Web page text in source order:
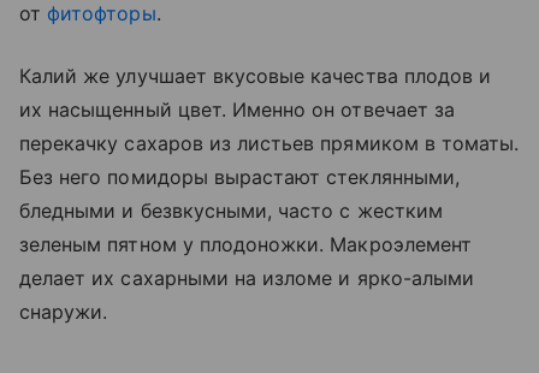
от фитофторы.
Калий же улучшает вкусовые качества плодов и
их насыщенный цвет. Именно он отвечает за
перекачку сахаров из листьев прямиком в томаты.
Без него помидоры вырастают стеклянными,
бледными и безвкусными, часто с жестким
зеленым пятном у плодоножки. Макроэлемент
делает их сахарными на изломе и ярко-алыми
снаружи.